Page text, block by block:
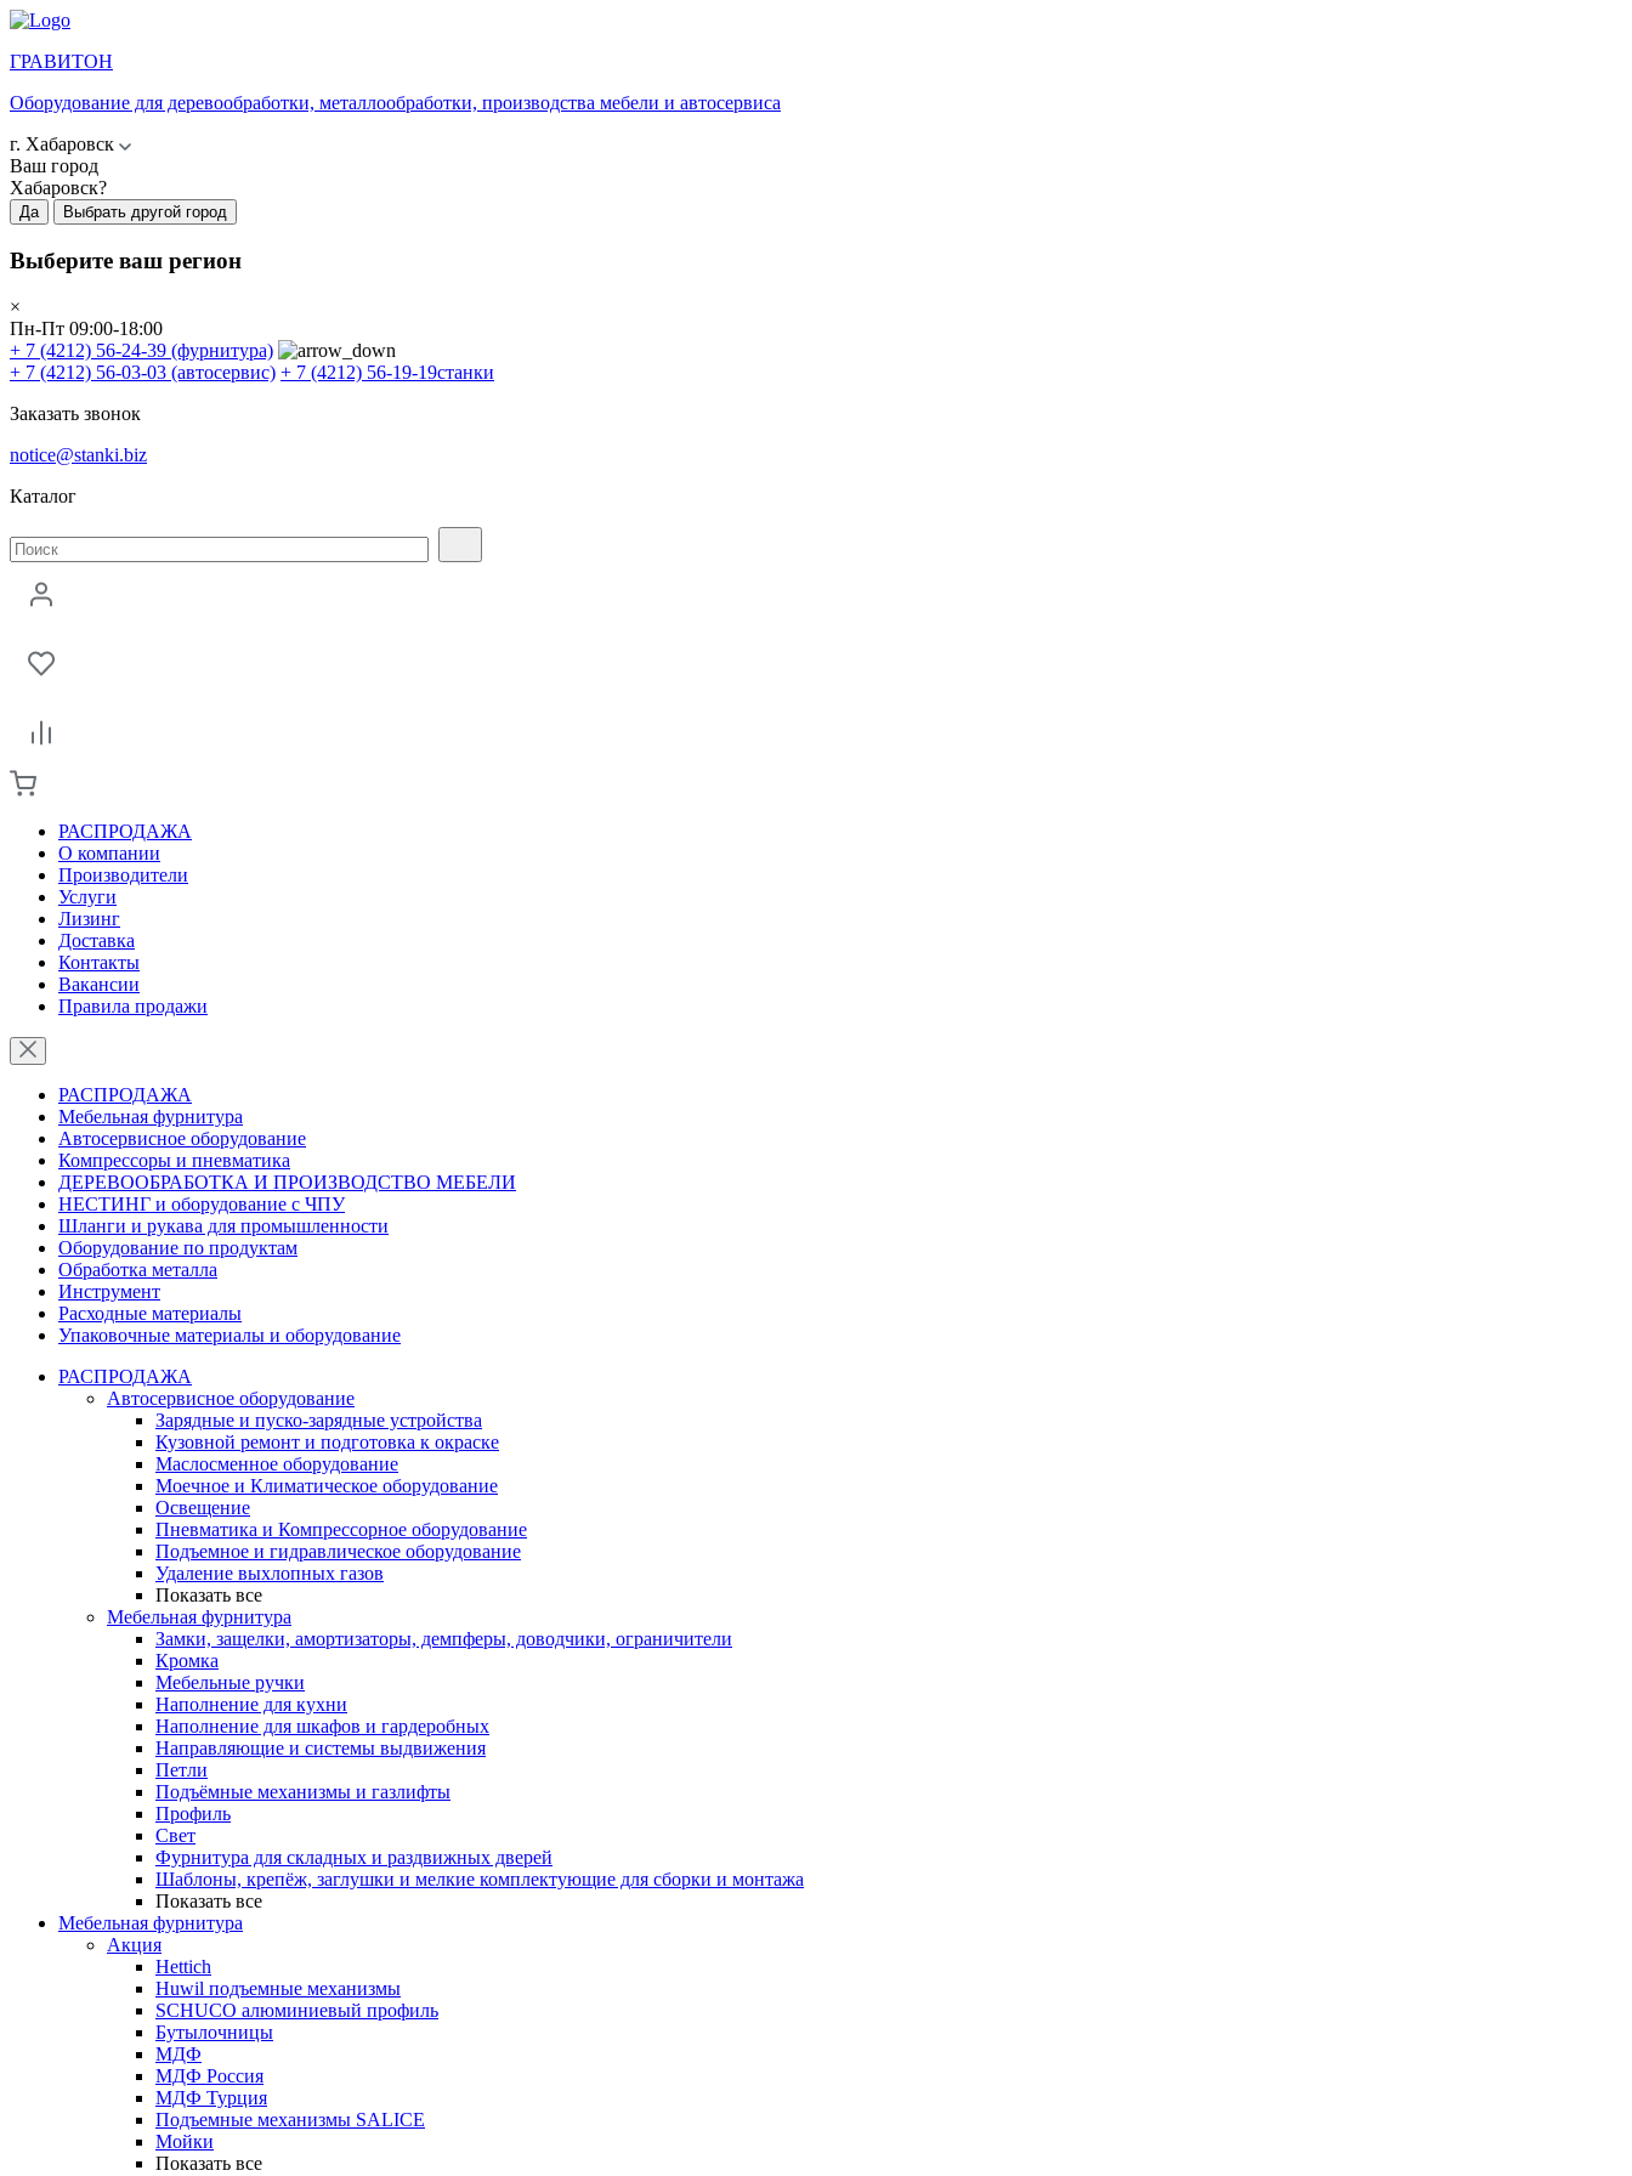
ГРАВИТОН
Оборудование для деревообработки, металлообработки, производства мебели и автосервиса
г. Хабаровск
Ваш город
Хабаровск?
Да Выбрать другой город
Выберите ваш регион
×
Пн-Пт 09:00-18:00
+ 7 (4212) 56-24-39 (фурнитура)
+ 7 (4212) 56-03-03 (автосервис) + 7 (4212) 56-19-19станки
Заказать звонок
notice@stanki.biz
Каталог
РАСПРОДАЖА
О компании
Производители
Услуги
Лизинг
Доставка
Контакты
Вакансии
Правила продажи
РАСПРОДАЖА
Мебельная фурнитура
Автосервисное оборудование
Компрессоры и пневматика
ДЕРЕВООБРАБОТКА И ПРОИЗВОДСТВО МЕБЕЛИ
НЕСТИНГ и оборудование с ЧПУ
Шланги и рукава для промышленности
Оборудование по продуктам
Обработка металла
Инструмент
Расходные материалы
Упаковочные материалы и оборудование
РАСПРОДАЖА
Автосервисное оборудование
Зарядные и пуско-зарядные устройства
Кузовной ремонт и подготовка к окраске
Маслосменное оборудование
Моечное и Климатическое оборудование
Освещение
Пневматика и Компрессорное оборудование
Подъемное и гидравлическое оборудование
Удаление выхлопных газов
Показать все
Мебельная фурнитура
Замки, защелки, амортизаторы, демпферы, доводчики, ограничители
Кромка
Мебельные ручки
Наполнение для кухни
Наполнение для шкафов и гардеробных
Направляющие и системы выдвижения
Петли
Подъёмные механизмы и газлифты
Профиль
Свет
Фурнитура для складных и раздвижных дверей
Шаблоны, крепёж, заглушки и мелкие комплектующие для сборки и монтажа
Показать все
Мебельная фурнитура
Акция
Hettich
Huwil подъемные механизмы
SCHUCO алюминиевый профиль
Бутылочницы
МДФ
МДФ Россия
МДФ Турция
Подъемные механизмы SALICE
Мойки
Показать все